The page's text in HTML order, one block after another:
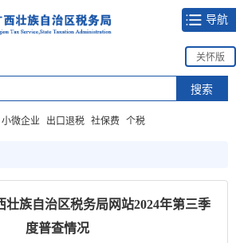
导航
关怀版
小微企业 出口退税 社保费 个税
壮族自治区税务局网站2024年第三季
度普查情况